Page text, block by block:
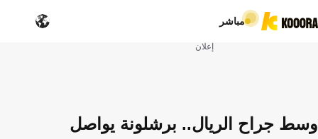
مباشر
إعلان
وسط جراح الريال.. برشلونة يواصل